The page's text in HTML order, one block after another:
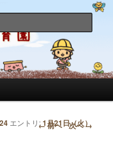
ブログ
。園の日常を綴っています。
索
← 前へ 次へ →
エントリ:1月21日（火）